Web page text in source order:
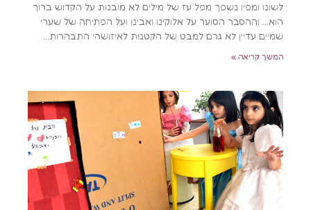
לשונו ומפיו נשפך מפל עז של מילים לא מובנות על הקדוש ברוך
הוא… וההסבר הסוער על אלוקינו ואבינו ועל הפתיחה של שערי
שמיים עדיין לא גרם למבט של הקטנות לאיזושהי התבהרות…
המשך קריאה »